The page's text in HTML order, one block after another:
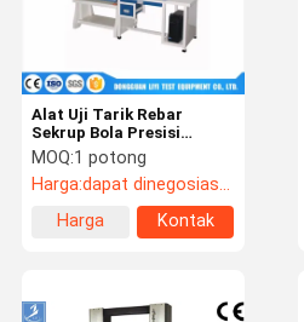
Alat Uji Tarik Rebar
Sekrup Bola Presisi
Tinggi 50kn
MOQ:1 potong
Harga:dapat dinegosiasikan
Harga
Kontak